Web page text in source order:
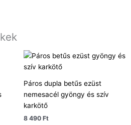
Páros dupla betűs ezüst
nemesacél gyöngy és szív
karkötő
8 490 Ft